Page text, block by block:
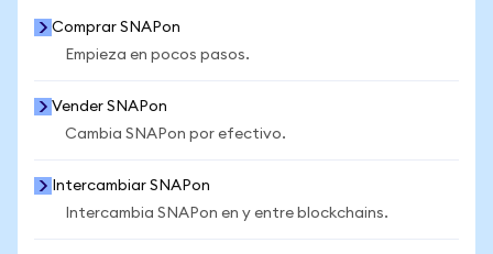
Comprar SNAPon
Empieza en pocos pasos.
Vender SNAPon
Cambia SNAPon por efectivo.
Intercambiar SNAPon
Intercambia SNAPon en y entre blockchains.